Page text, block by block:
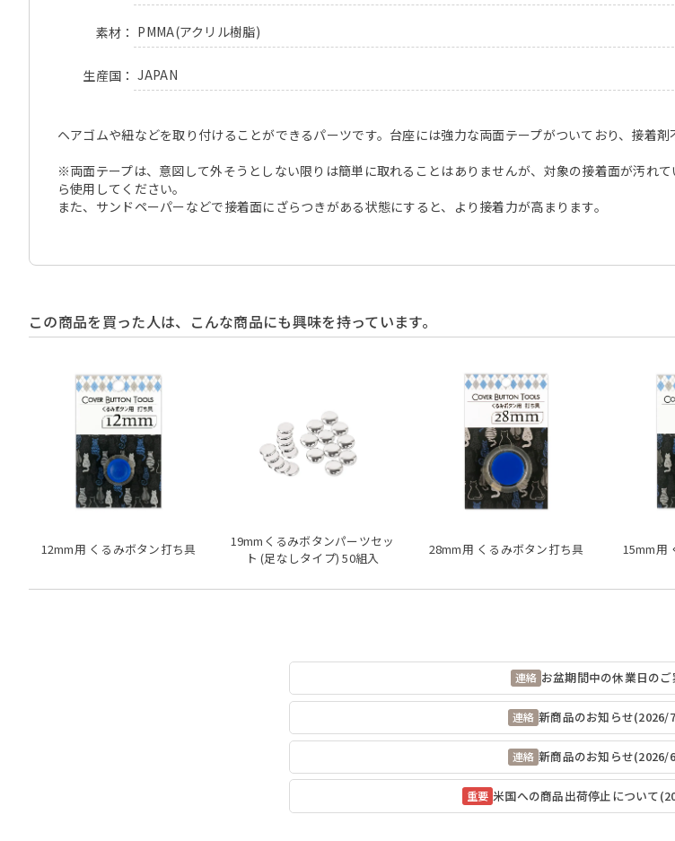
素材 PMMA(アクリル樹脂)
生産国 JAPAN
ヘアゴムや紐などを取り付けることができるパーツです。台座には強力な両面テープがついており、接着剤
※両面テープは、意図して外そうとしない限りは簡単に取れることはありませんが、対象の接着面が汚れ
ら使用してください。
また、サンドペーパーなどで接着面にざらつきがある状態にすると、より接着力が高まります。
この商品を買った人は、こんな商品にも興味を持っています。
12mm用 くるみボタン打ち具
19mmくるみボタンパーツセッ
ト (足なしタイプ) 50組入
28mm用 くるみボタン打ち具 15mm用
連絡 お盆期間中の休業日のご
連絡 新商品のお知らせ(2026/
連絡 新商品のお知らせ(2026/
重要 米国への商品出荷停止について